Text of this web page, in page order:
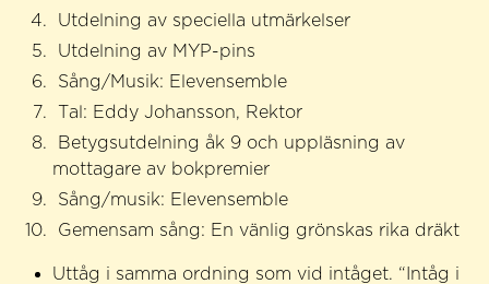
Utdelning av speciella utmärkelser
Utdelning av MYP-pins
Sång/Musik: Elevensemble
Tal: Eddy Johansson, Rektor
Betygsutdelning åk 9 och uppläsning av
mottagare av bokpremier
Sång/musik: Elevensemble
Gemensam sång: En vänlig grönskas rika dräkt
Uttåg i samma ordning som vid intåget. “Intåg i